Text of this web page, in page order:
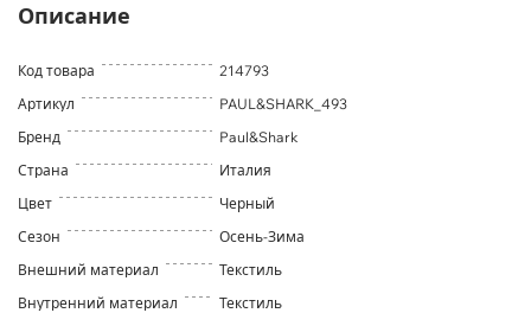
Описание
Код товара
214793
Артикул
PAUL&SHARK_493
Бренд
Paul&Shark
Страна
Италия
Цвет
Черный
Сезон
Осень-Зима
Внешний материал
Текстиль
Внутренний материал
Текстиль